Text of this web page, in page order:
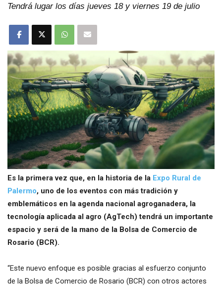
Tendrá lugar los días jueves 18 y viernes 19 de julio
Es la primera vez que, en la historia de la Expo Rural de
Palermo, uno de los eventos con más tradición y
emblemáticos en la agenda nacional agroganadera, la
tecnología aplicada al agro (AgTech) tendrá un importante
espacio y será de la mano de la Bolsa de Comercio de
Rosario (BCR).
“Este nuevo enfoque es posible gracias al esfuerzo conjunto
de la Bolsa de Comercio de Rosario (BCR) con otros actores